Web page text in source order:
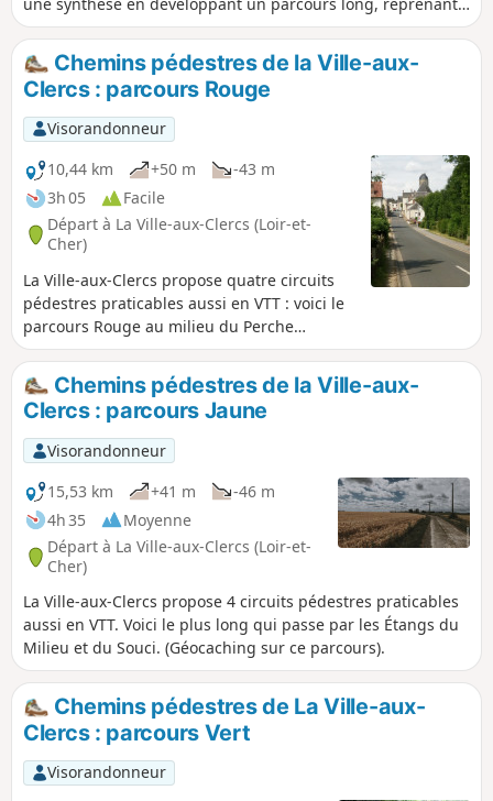
les meilleures portions des circuits déjà existants, cette
boucle s'adresse aux randonneurs qui aiment les distances
un peu plus copieuses.
Chemins pédestres de la Ville-aux-
Clercs : parcours Rouge
Visorandonneur
10,44 km
+50 m
-43 m
3h 05
Facile
Départ à La Ville-aux-Clercs (Loir-et-
Cher)
La Ville-aux-Clercs propose quatre circuits
pédestres praticables aussi en VTT : voici le
parcours Rouge au milieu du Perche
Vendômois.
Chemins pédestres de la Ville-aux-
Clercs : parcours Jaune
Visorandonneur
15,53 km
+41 m
-46 m
4h 35
Moyenne
Départ à La Ville-aux-Clercs (Loir-et-
Cher)
La Ville-aux-Clercs propose 4 circuits pédestres praticables
aussi en VTT. Voici le plus long qui passe par les Étangs du
Milieu et du Souci. (Géocaching sur ce parcours).
Chemins pédestres de La Ville-aux-
Clercs : parcours Vert
Visorandonneur